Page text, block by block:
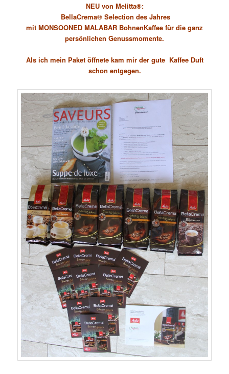
NEU von Melitta®:
BellaCrema® Selection des Jahres
mit MONSOONED MALABAR BohnenKaffee für die ganz
persönlichen Genussmomente.
Als ich mein Paket öffnete kam mir der gute Kaffee Duft
schon entgegen.